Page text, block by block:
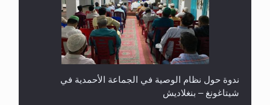
ندوة حول نظام الوصية في الجماعة الأحمدية في
شيتاغونغ – بنغلاديش